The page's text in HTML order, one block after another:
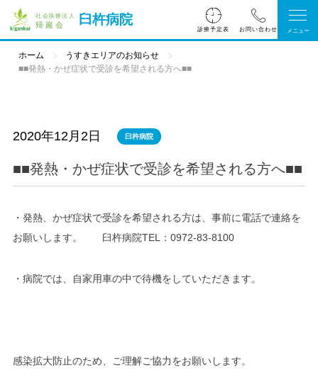
臼杵病院
診療予定表
ホーム
うすきエリアのお知らせ
■■発熱・かぜ症状で受診を希望される方へ■■
2020年12月2日 臼杵病院
■■発熱・かぜ症状で受診を希望される方へ■■
・発熱、かぜ症状で受診を希望される方は、事前に電話で連絡を
お願いします。 臼杵病院TEL：0972-83-8100
・病院では、自家用車の中で待機をしていただきます。
感染拡大防止のため、ご理解ご協力をお願いします。